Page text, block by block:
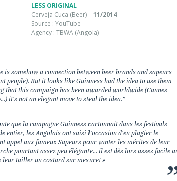
LESS ORIGINAL
Cerveja Cuca (Beer) –11/2014
Source : YouTube
Agency : TBWA (Angola)
is somehow a connection between beer brands and sapeurs
people). But it looks like Guinness had the idea to use them
that this campaign has been awarded worldwide (Cannes
it's not an elegant move to steal the idea.”
que la campagne Guinness cartonnait dans les festivals
entier, les Angolais ont saisi l'occasion d'en plagier le
appel aux fameux Sapeurs pour vanter les mérites de leur
pourtant assez peu élégante... il est dès lors assez facile
leur tailler un costard sur mesure! »